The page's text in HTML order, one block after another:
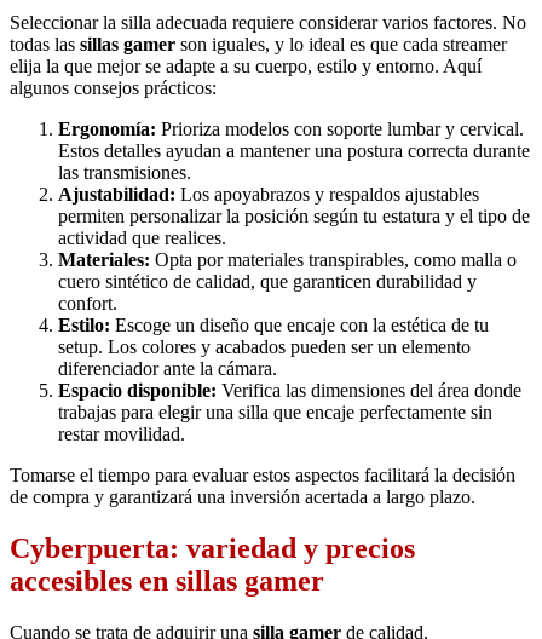
Seleccionar la silla adecuada requiere considerar varios factores. No
todas las sillas gamer son iguales, y lo ideal es que cada streamer
elija la que mejor se adapte a su cuerpo, estilo y entorno. Aquí
algunos consejos prácticos:
Ergonomía: Prioriza modelos con soporte lumbar y cervical.
Estos detalles ayudan a mantener una postura correcta durante
las transmisiones.
Ajustabilidad: Los apoyabrazos y respaldos ajustables
permiten personalizar la posición según tu estatura y el tipo de
actividad que realices.
Materiales: Opta por materiales transpirables, como malla o
cuero sintético de calidad, que garanticen durabilidad y
confort.
Estilo: Escoge un diseño que encaje con la estética de tu
setup. Los colores y acabados pueden ser un elemento
diferenciador ante la cámara.
Espacio disponible: Verifica las dimensiones del área donde
trabajas para elegir una silla que encaje perfectamente sin
restar movilidad.
Tomarse el tiempo para evaluar estos aspectos facilitará la decisión
de compra y garantizará una inversión acertada a largo plazo.
Cyberpuerta: variedad y precios
accesibles en sillas gamer
Cuando se trata de adquirir una silla gamer de calidad,